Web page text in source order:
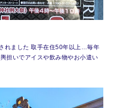
れました 取手在住50年以上…毎年
担いでアイスや飲み物やお小遣い